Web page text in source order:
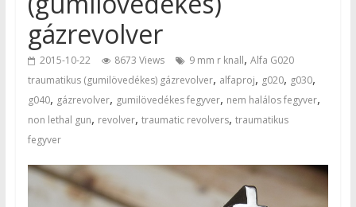
gázrevolver
2015-10-22 8673 Views 9 mm r knall, Alfa G020
traumatikus (gumilövedékes) gázrevolver, alfaproj, g020, g030,
g040, gázrevolver, gumilövedékes fegyver, nem halálos fegyver,
non lethal gun, revolver, traumatic revolvers, traumatikus
fegyver